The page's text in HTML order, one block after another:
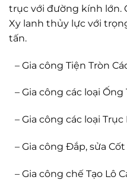
trục với đường kính lớn.
Xy lanh thủy lực với
tấn.
– Gia công Tiện Tròn
– Gia công các loại Ống
– Gia công các loại Trục
– Gia công Đắp, sửa
– Gia công chế Tạo Lô